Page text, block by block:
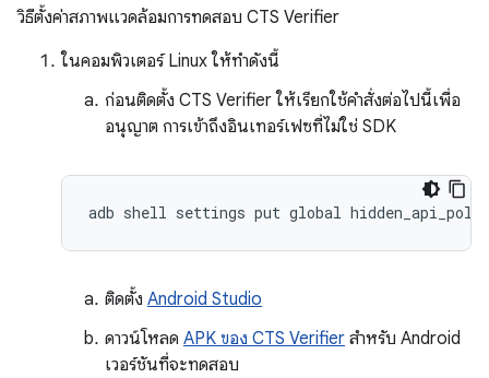
วิธีตั้งค่าสภาพแวดล้อมการทดสอบ CTS Verifier
ในคอมพิวเตอร์ Linux ให้ทำดังนี้
ก่อนติดตั้ง CTS Verifier ให้เรียกใช้คำสั่งต่อไปนี้เพื่อ
อนุญาต การเข้าถึงอินเทอร์เฟซที่ไม่ใช่ SDK
ติดตั้ง Android Studio
ดาวน์โหลด APK ของ CTS Verifier สำหรับ Android
เวอร์ชันที่จะทดสอบ